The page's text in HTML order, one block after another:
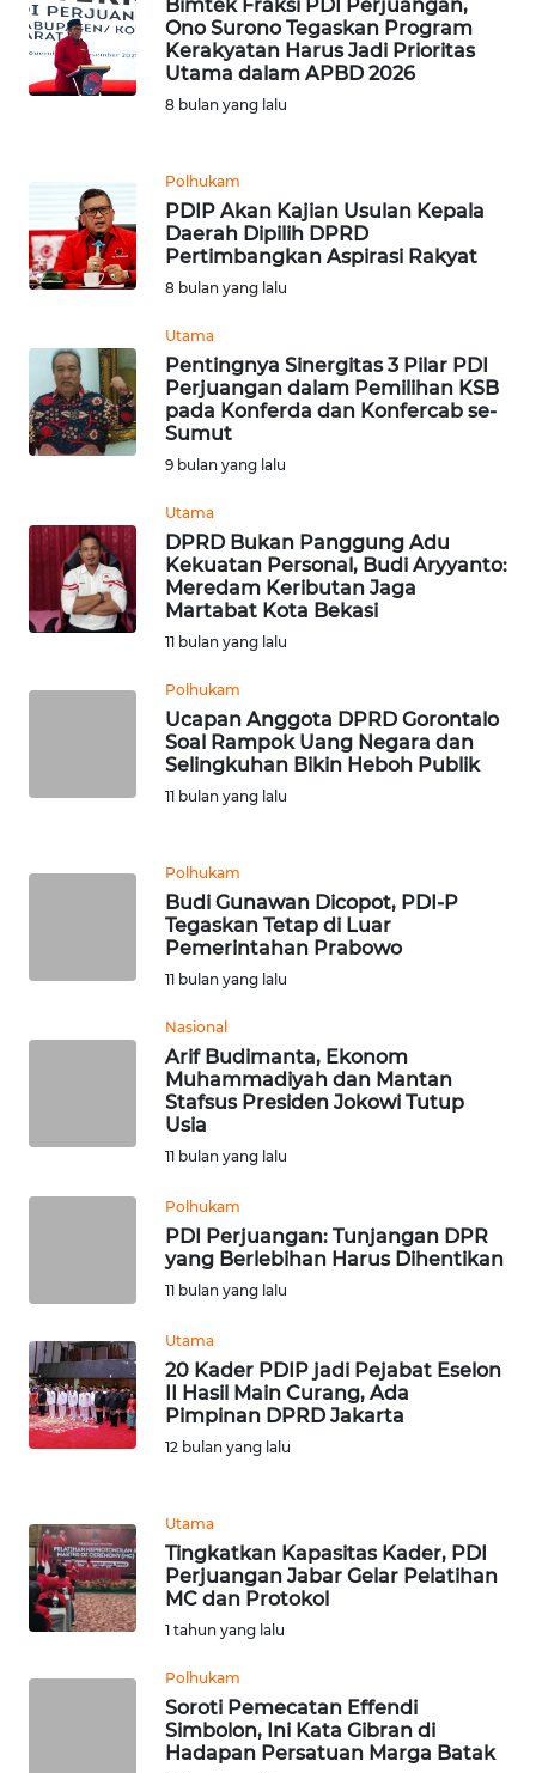
Bimtek Fraksi PDI Perjuangan,
Ono Surono Tegaskan Program
Kerakyatan Harus Jadi Prioritas
Utama dalam APBD 2026
8 bulan yang lalu
Polhukam
PDIP Akan Kajian Usulan Kepala
Daerah Dipilih DPRD
Pertimbangkan Aspirasi Rakyat
8 bulan yang lalu
Utama
Pentingnya Sinergitas 3 Pilar PDI
Perjuangan dalam Pemilihan KSB
pada Konferda dan Konfercab se-
Sumut
9 bulan yang lalu
Utama
DPRD Bukan Panggung Adu
Kekuatan Personal, Budi Aryyanto:
Meredam Keributan Jaga
Martabat Kota Bekasi
11 bulan yang lalu
Polhukam
Ucapan Anggota DPRD Gorontalo
Soal Rampok Uang Negara dan
Selingkuhan Bikin Heboh Publik
11 bulan yang lalu
Polhukam
Budi Gunawan Dicopot, PDI-P
Tegaskan Tetap di Luar
Pemerintahan Prabowo
11 bulan yang lalu
Nasional
Arif Budimanta, Ekonom
Muhammadiyah dan Mantan
Stafsus Presiden Jokowi Tutup
Usia
11 bulan yang lalu
Polhukam
PDI Perjuangan: Tunjangan DPR
yang Berlebihan Harus Dihentikan
11 bulan yang lalu
Utama
20 Kader PDIP jadi Pejabat Eselon
II Hasil Main Curang, Ada
Pimpinan DPRD Jakarta
12 bulan yang lalu
Utama
Tingkatkan Kapasitas Kader, PDI
Perjuangan Jabar Gelar Pelatihan
MC dan Protokol
1 tahun yang lalu
Polhukam
Soroti Pemecatan Effendi
Simbolon, Ini Kata Gibran di
Hadapan Persatuan Marga Batak
WN
BALI
WN
WN
KALTENG
WN
WN
KALSEL
WN
WN
SULSEL
WN
WN
LANGKAT
WN
TAPANULI
SELATAN
LESUNG
WN
KARO
WN